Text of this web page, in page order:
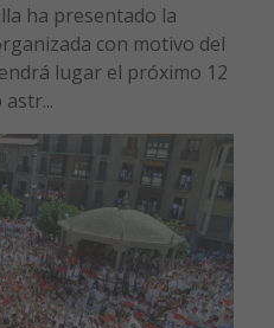
ha presentado la
con motivo del
lugar el próximo 12